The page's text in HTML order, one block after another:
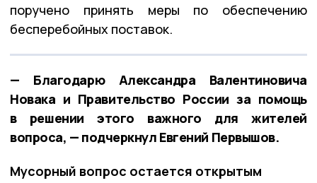
поручено принять меры по обеспечению
бесперебойных поставок.
— Благодарю Александра Валентиновича
Новака и Правительство России за помощь
в решении этого важного для жителей
вопроса, — подчеркнул Евгений Первышов.
Мусорный вопрос остается открытым